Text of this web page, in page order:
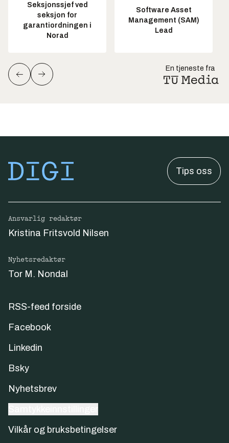
Seksjonssjef ved
seksjon for
garantiordningen i
Norad
Software Asset
Management (SAM)
Lead
En tjeneste fra
Tips oss
Ansvarlig redaktør
Kristina Fritsvold Nilsen
Nyhetsredaktør
Tor M. Nondal
RSS-feed forside
Facebook
Linkedin
Bsky
Nyhetsbrev
Vilkår og bruksbetingelser